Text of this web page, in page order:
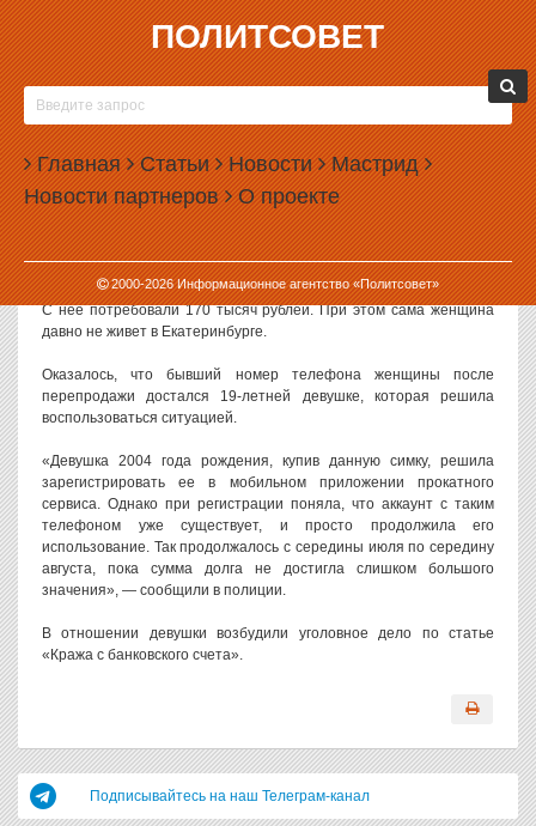
ПОЛИТСОВЕТ
Главная Статьи Новости Мастрид
Новости партнеров О проекте
2000-2026Информационное агентство «Политсовет»
17.08.2023, 16:10
В ЕКАТЕРИНБУРГЕ ПОЙМАЛИ ДЕВУШКУ,
КАТАВШУЮСЯ НА САМОКАТЕ ПО ЧУЖИМ
ДАННЫМ
В Екатеринбурге полиция поймала девушку, которая каталась на
электросамокате, используя чужие данные.
Как сообщили в городском УМВД, в полицию обратился мужчина,
чьей родственнице выставили счет за прокат электросамокатов.
С нее потребовали 170 тысяч рублей. При этом сама женщина
давно не живет в Екатеринбурге.
Оказалось, что бывший номер телефона женщины после
перепродажи достался 19-летней девушке, которая решила
воспользоваться ситуацией.
«Девушка 2004 года рождения, купив данную симку, решила
зарегистрировать ее в мобильном приложении прокатного
сервиса. Однако при регистрации поняла, что аккаунт с таким
телефоном уже существует, и просто продолжила его
использование. Так продолжалось с середины июля по середину
августа, пока сумма долга не достигла слишком большого
значения», — сообщили в полиции.
В отношении девушки возбудили уголовное дело по статье
«Кража с банковского счета».
Подписывайтесь на наш Телеграм-канал